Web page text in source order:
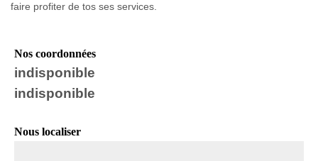
faire profiter de tos ses services.
Nos coordonnées
indisponible
indisponible
Nous localiser